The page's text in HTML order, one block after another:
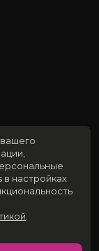
настройках